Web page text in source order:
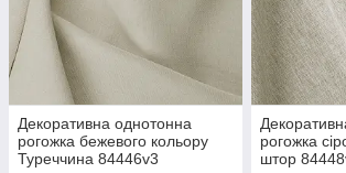
Декоративна однотонна
рогожка бежевого кольору
Туреччина 84446v3
рогожка
штор